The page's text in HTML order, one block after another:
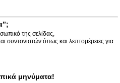
της σελίδας,
συντονιστών όπως και λεπτομέρειες για
μηνύματα!